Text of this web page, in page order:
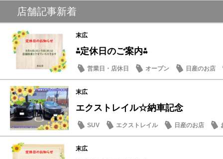
店舗記事新着
末広
⁂定休日のご案内⁂
営業日・店休日 オープン 日産のお店
末広
エクストレイル☆納車記念
SUV エクストレイル 日産のお店
末広